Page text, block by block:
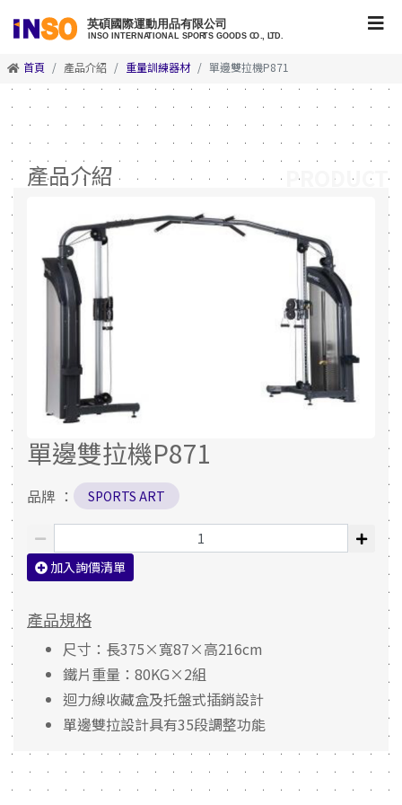
首頁 產品介紹 重量訓練器材 單邊雙拉機P871
產品介紹
單邊雙拉機P871
品牌 ： SPORTS ART
加入詢價清單
產品規格
尺寸：長375×寬87×高216cm
鐵片重量：80KG×2組
迴力線收藏盒及托盤式插銷設計
單邊雙拉設計具有35段調整功能
PRODUCT